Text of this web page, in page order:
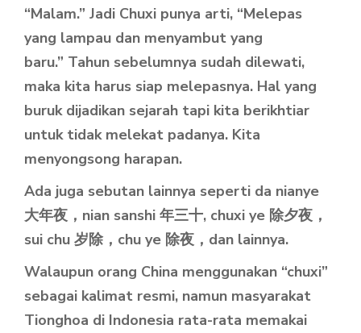
“Malam.” Jadi Chuxi punya arti, “Melepas
yang lampau dan menyambut yang
baru.” Tahun sebelumnya sudah dilewati,
maka kita harus siap melepasnya. Hal yang
buruk dijadikan sejarah tapi kita berikhtiar
untuk tidak melekat padanya. Kita
menyongsong harapan.
Ada juga sebutan lainnya seperti da nianye
大年夜，nian sanshi 年三十, chuxi ye 除夕夜，
sui chu 岁除，chu ye 除夜，dan lainnya.
Walaupun orang China menggunakan “chuxi”
sebagai kalimat resmi, namun masyarakat
Tionghoa di Indonesia rata-rata memakai